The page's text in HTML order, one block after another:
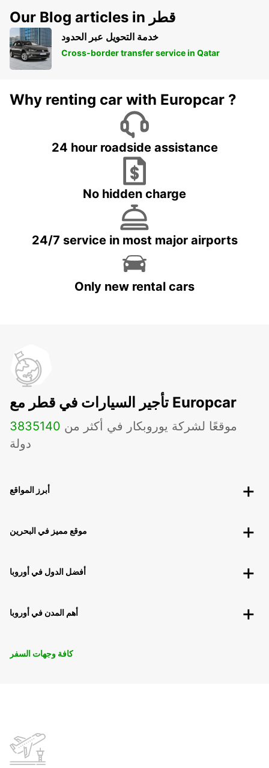
Our Blog articles in قطر
خدمة التحويل عبر الحدود
Cross-border transfer service in Qatar
Why renting car with Europcar ?
24 hour roadside assistance
No hidden charge
24/7 service in most major airports
Only new rental cars
تأجير السيارات في قطر مع Europcar
3835 موقعًا لشركة يوروبكار في أكثر من 140
دولة
أبرز المواقع
موقع مميز في البحرين
أفضل الدول في أوروبا
أهم المدن في أوروبا
كافة وجهات السفر